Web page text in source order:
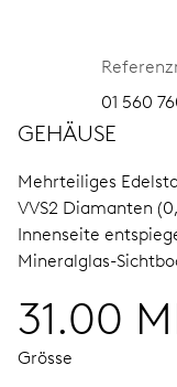
01 560
GEHÄUSE
Mehrteiliges
VVS2 Diamanten
Innenseite
Mineralglas-
31.00
Grösse